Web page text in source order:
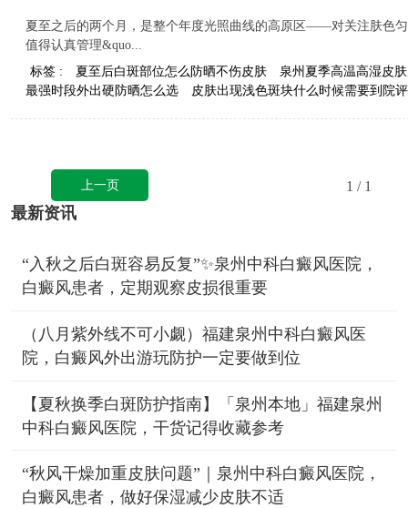
夏至之后的两个月，是整个年度光照曲线的高原区——对关注肤色
值得认真管理&quo...
标签 :
夏至后白斑部位怎么防晒不伤皮肤
泉州夏季高温高湿皮
最强时段外出硬防晒怎么选
皮肤出现浅色斑块什么时候需要到院
上一页 1 / 1
最新资讯
“入秋之后白斑容易反复”✨泉州中科白癜风医院，
白癜风患者，定期观察皮损很重要
（八月紫外线不可小觑）福建泉州中科白癜风医
院，白癜风外出游玩防护一定要做到位
【夏秋换季白斑防护指南】「泉州本地」福建泉州
中科白癜风医院，干货记得收藏参考
“秋风干燥加重皮肤问题”｜泉州中科白癜风医院，
白癜风患者，做好保湿减少皮肤不适